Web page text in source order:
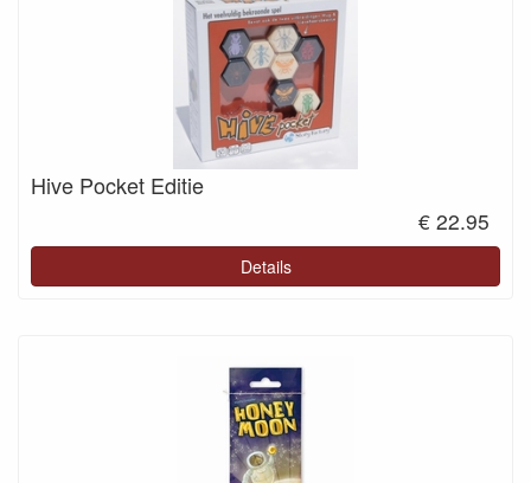
Hive Pocket Editie
€ 22.95
Details